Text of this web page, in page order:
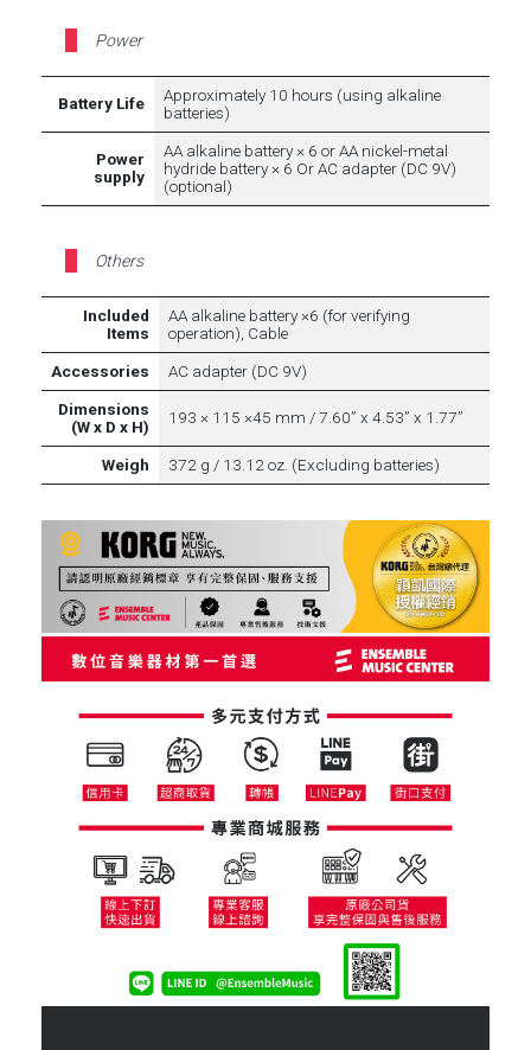
Power
Battery Life
Approximately 10 hours (using alkaline
batteries)
Power
supply
AA alkaline battery × 6 or AA nickel-metal
hydride battery × 6 Or AC adapter (DC 9V)
(optional)
Others
Included
Items
AA alkaline battery ×6 (for verifying
operation), Cable
Accessories
AC adapter (DC 9V)
Dimensions
(W x D x H)
193 × 115 ×45 mm / 7.60” x 4.53” x 1.77”
Weigh 372 g / 13.12 oz. (Excluding batteries)